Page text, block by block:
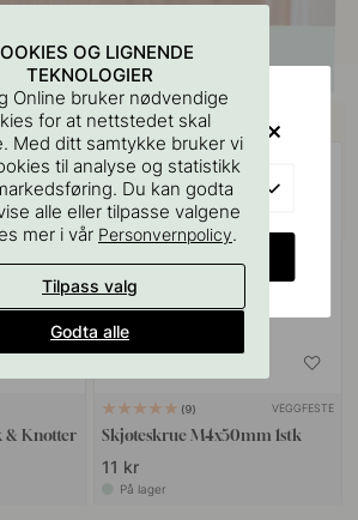
sammen med
& Knotter
9 VEGGFESTE
Skjøteskrue M4x50mm 1stk
11 kr
På lager
OG LIGNENDE
TEKNOLOGIER
Online bruker nødvendige
for at nettstedet skal
Med ditt samtykke bruker vi
til analyse og statistikk
Du kan godta
alle eller tilpasse valgene
mer i vår Personvernpolicy.
Tilpass valg
Godta alle
VISIT?